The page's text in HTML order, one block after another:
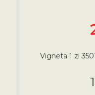
Vigneta 1 zi